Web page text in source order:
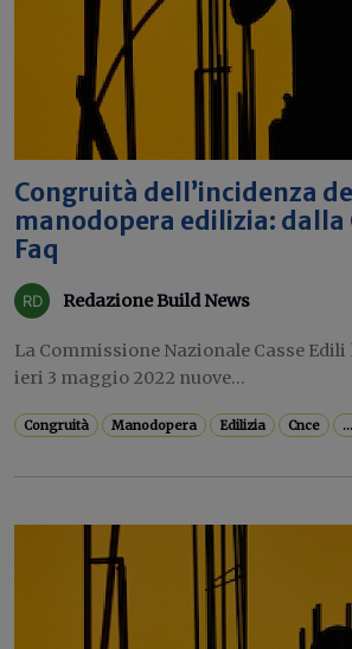
Congruità dell’incidenza
manodopera edilizia: dalla
Faq
Redazione Build News
La Commissione Nazionale Casse
ieri 3 maggio 2022 nuove...
Congruità Manodopera Edilizia Cnce ...